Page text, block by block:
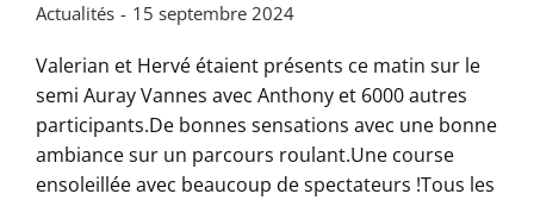
Actualités 15 septembre 2024
Valerian et Hervé étaient présents ce matin sur le
semi Auray Vannes avec Anthony et 6000 autres
participants.De bonnes sensations avec une bonne
ambiance sur un parcours roulant.Une course
ensoleillée avec beaucoup de spectateurs !Tous les